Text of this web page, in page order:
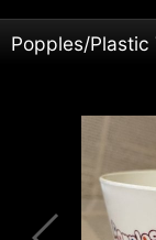
Popples/Plastic